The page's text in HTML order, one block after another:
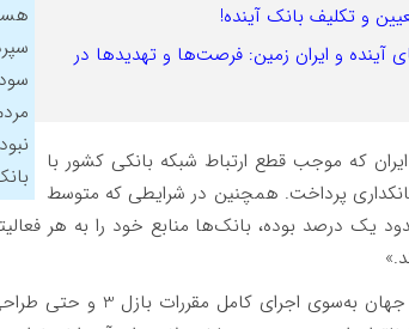
و ایران زمین: فرصت‌ها و تهدیدها در
که موجب قطع ارتباط شبکه بانکی کشور با
پرداخت. همچنین در شرایطی که متوسط
یک درصد بوده، بانک‌ها منابع خود را به هر